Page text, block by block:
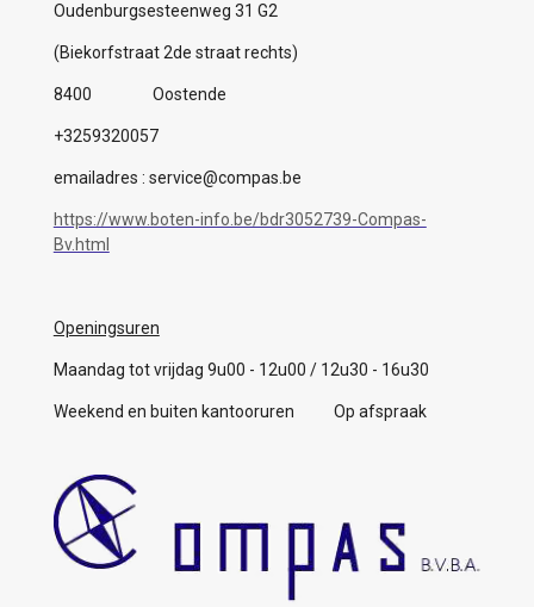
Oudenburgsesteenweg 31 G2
(Biekorfstraat 2de straat rechts)
8400 Oostende
+3259320057
emailadres : service@compas.be
https://www.boten-info.be/bdr3052739-Compas-
Bv.html
Openingsuren
Maandag tot vrijdag 9u00 - 12u00 / 12u30 - 16u30
Weekend en buiten kantooruren Op afspraak